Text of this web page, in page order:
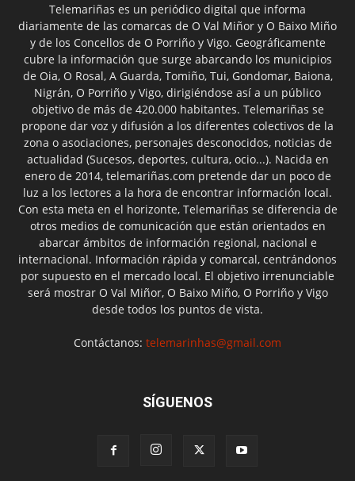
Telemariñas es un periódico digital que informa
diariamente de las comarcas de O Val Miñor y O Baixo Miño
y de los Concellos de O Porriño y Vigo. Geográficamente
cubre la información que surge abarcando los municipios
de Oia, O Rosal, A Guarda, Tomiño, Tui, Gondomar, Baiona,
Nigrán, O Porriño y Vigo, dirigiéndose así a un público
objetivo de más de 420.000 habitantes. Telemariñas se
propone dar voz y difusión a los diferentes colectivos de la
zona o asociaciones, personajes desconocidos, noticias de
actualidad (Sucesos, deportes, cultura, ocio...). Nacida en
enero de 2014, telemariñas.com pretende dar un poco de
luz a los lectores a la hora de encontrar información local.
Con esta meta en el horizonte, Telemariñas se diferencia de
otros medios de comunicación que están orientados en
abarcar ámbitos de información regional, nacional e
internacional. Información rápida y comarcal, centrándonos
por supuesto en el mercado local. El objetivo irrenunciable
será mostrar O Val Miñor, O Baixo Miño, O Porriño y Vigo
desde todos los puntos de vista.
Contáctanos: telemarinhas@gmail.com
SÍGUENOS